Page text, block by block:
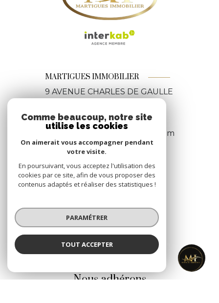
MARTIGUES IMMOBILIER
MARTIGUES IMMOBILIER
9 AVENUE CHARLES DE GAULLE
04 42 06 12 92
martiguesimmobilier@gmail.com
NOS RÉSEAUX
Nous adhérons
Comme beaucoup, notre site
utilise les cookies
On aimerait vous accompagner pendant
votre visite.
En poursuivant, vous acceptez l'utilisation des
cookies par ce site, afin de vous proposer des
contenus adaptés et réaliser des statistiques !
PARAMÉTRER
TOUT ACCEPTER